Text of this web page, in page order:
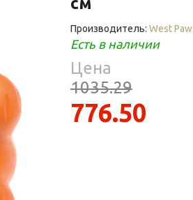
Фломастеры
Производитель: West Paw
Есть в наличии
Цена
1035.29
776.50